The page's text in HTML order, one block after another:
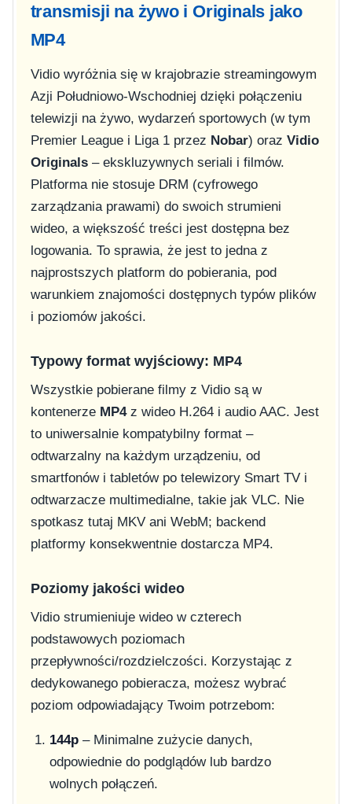
transmisji na żywo i Originals jako
MP4
Vidio wyróżnia się w krajobrazie streamingowym
Azji Południowo-Wschodniej dzięki połączeniu
telewizji na żywo, wydarzeń sportowych (w tym
Premier League i Liga 1 przez Nobar) oraz Vidio
Originals– ekskluzywnych seriali i filmów.
Platforma nie stosuje DRM (cyfrowego
zarządzania prawami) do swoich strumieni
wideo, a większość treści jest dostępna bez
logowania. To sprawia, że jest to jedna z
najprostszych platform do pobierania, pod
warunkiem znajomości dostępnych typów plików
i poziomów jakości.
Typowy format wyjściowy: MP4
Wszystkie pobierane filmy z Vidio są w
kontenerze MP4z wideo H.264 i audio AAC. Jest
to uniwersalnie kompatybilny format –
odtwarzalny na każdym urządzeniu, od
smartfonów i tabletów po telewizory Smart TV i
odtwarzacze multimedialne, takie jak VLC. Nie
spotkasz tutaj MKV ani WebM; backend
platformy konsekwentnie dostarcza MP4.
Poziomy jakości wideo
Vidio strumieniuje wideo w czterech
podstawowych poziomach
przepływności/rozdzielczości. Korzystając z
dedykowanego pobieracza, możesz wybrać
poziom odpowiadający Twoim potrzebom:
144p– Minimalne zużycie danych,
odpowiednie do podglądów lub bardzo
wolnych połączeń.